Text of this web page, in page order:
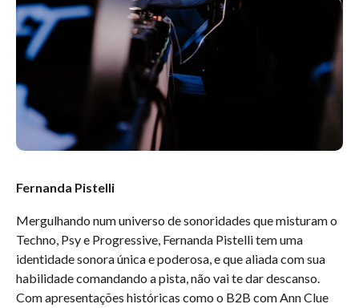
Fernanda Pistelli
Mergulhando num universo de sonoridades que misturam o
Techno, Psy e Progressive, Fernanda Pistelli tem uma
identidade sonora única e poderosa, e que aliada com sua
habilidade comandando a pista, não vai te dar descanso.
Com apresentações históricas como o B2B com Ann Clue